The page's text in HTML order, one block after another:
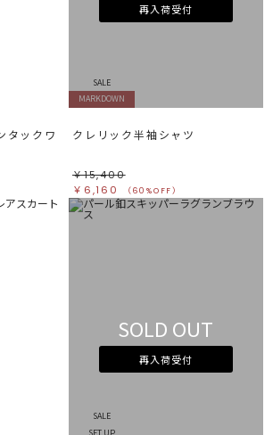
リセット
タックワ
再入荷受付
SALE
MARKDOWN
クレリック半袖シャツ
￥15,400
￥6,160
（60%OFF）
SOLD OUT
再入荷受付
SALE
SET UP